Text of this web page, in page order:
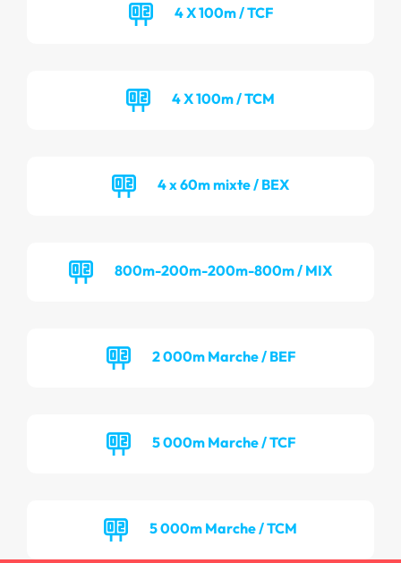
4 X 100m / TCF
4 X 100m / TCM
4 x 60m mixte / BEX
800m-200m-200m-800m / MIX
2 000m Marche / BEF
5 000m Marche / TCF
5 000m Marche / TCM